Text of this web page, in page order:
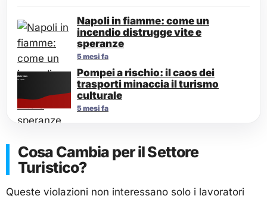
Napoli in fiamme: come un
incendio distrugge vite e
speranze
5 mesi fa
Pompei a rischio: il caos dei
trasporti minaccia il turismo
culturale
5 mesi fa
Cosa Cambia per il Settore
Turistico?
Queste violazioni non interessano solo i lavoratori